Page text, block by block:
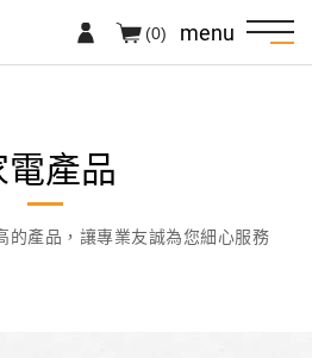
menu
(0)
電產品
的產品，讓專業友誠為您細心服務